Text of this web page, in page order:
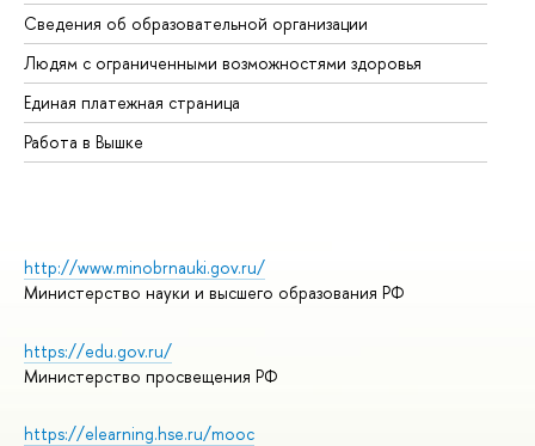
Сведения об образовательной организации
Людям с ограниченными возможностями здоровья
Единая платежная страница
Работа в Вышке
http://www.minobrnauki.gov.ru/
Министерство науки и высшего образования РФ
https://edu.gov.ru/
Министерство просвещения РФ
https://elearning.hse.ru/mooc